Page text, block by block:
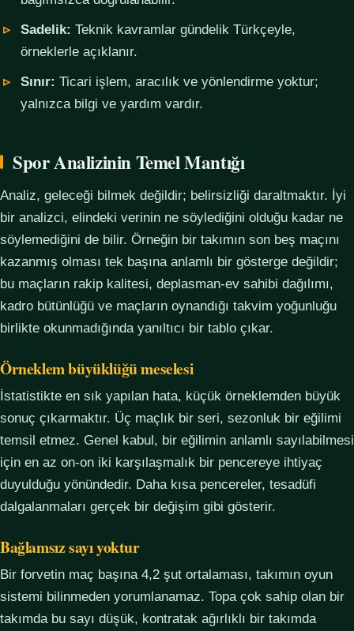
Sadelik: Teknik kavramlar gündelik Türkçeyle,
örneklerle açıklanır.
Sınır: Ticari işlem, aracılık ve yönlendirme yoktur;
yalnızca bilgi ve yardım vardır.
Spor Analizinin Temel Mantığı
Analiz, geleceği bilmek değildir; belirsizliği daraltmaktır. İyi
bir analizci, elindeki verinin ne söylediğini olduğu kadar ne
söylemediğini de bilir. Örneğin bir takımın son beş maçını
kazanmış olması tek başına anlamlı bir gösterge değildir;
bu maçların rakip kalitesi, deplasman-ev sahibi dağılımı,
kadro bütünlüğü ve maçların oynandığı takvim yoğunluğu
birlikte okunmadığında yanıltıcı bir tablo çıkar.
Örneklem büyüklüğü meselesi
İstatistikte en sık yapılan hata, küçük örneklemden büyük
sonuç çıkarmaktır. Üç maçlık bir seri, sezonluk bir eğilimi
temsil etmez. Genel kabul, bir eğilimin anlamlı sayılabilmesi
için en az on-on iki karşılaşmalık bir pencereye ihtiyaç
duyulduğu yönündedir. Daha kısa pencereler, tesadüfi
dalgalanmaları gerçek bir değişim gibi gösterir.
Bağlamsız sayı yoktur
Bir forvetin maç başına 4,2 şut ortalaması, takımın oyun
sistemi bilinmeden yorumlanamaz. Topa çok sahip olan bir
takımda bu sayı düşük, kontratak ağırlıklı bir takımda